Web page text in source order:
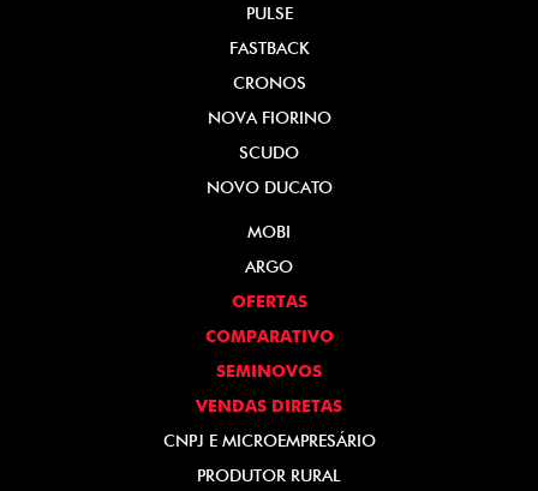
PULSE
FASTBACK
CRONOS
NOVA FIORINO
SCUDO
NOVO DUCATO
MOBI
ARGO
OFERTAS
COMPARATIVO
SEMINOVOS
VENDAS DIRETAS
CNPJ E MICROEMPRESÁRIO
PRODUTOR RURAL